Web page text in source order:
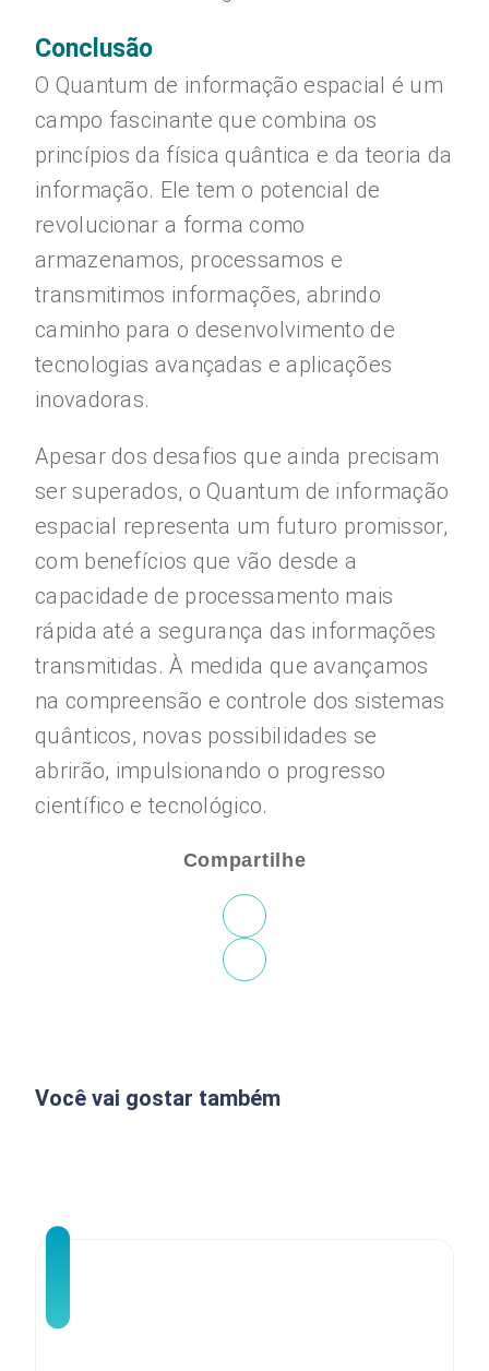
Conclusão
O Quantum de informação espacial é um
campo fascinante que combina os
princípios da física quântica e da teoria da
informação. Ele tem o potencial de
revolucionar a forma como
armazenamos, processamos e
transmitimos informações, abrindo
caminho para o desenvolvimento de
tecnologias avançadas e aplicações
inovadoras.
Apesar dos desafios que ainda precisam
ser superados, o Quantum de informação
espacial representa um futuro promissor,
com benefícios que vão desde a
capacidade de processamento mais
rápida até a segurança das informações
transmitidas. À medida que avançamos
na compreensão e controle dos sistemas
quânticos, novas possibilidades se
abrirão, impulsionando o progresso
científico e tecnológico.
Compartilhe
Você vai gostar também